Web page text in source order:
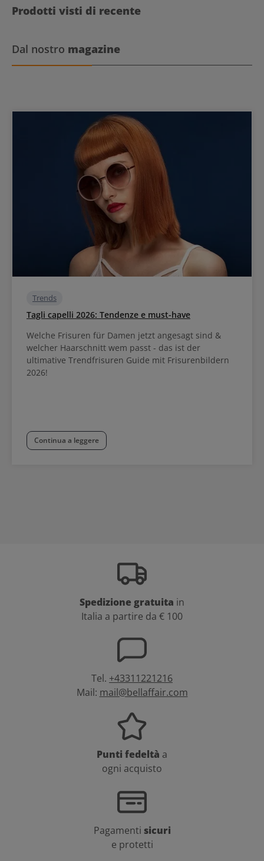
Prodotti visti di recente
Dal nostro magazine
Trends
Tagli capelli 2026: Tendenze e must-have
Welche Frisuren für Damen jetzt angesagt sind &
welcher Haarschnitt wem passt - das ist der
ultimative Trendfrisuren Guide mit Frisurenbildern
2026!
Continua a leggere
Spedizione gratuita in
Italia a partire da € 100
Tel. +43311221216
Mail: mail@bellaffair.com
Punti fedeltà a
ogni acquisto
Pagamenti sicuri
e protetti